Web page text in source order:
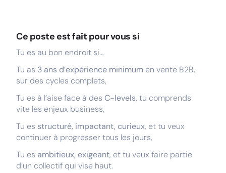
Ce poste est fait pour vous si
Tu es au bon endroit si…
Tu as 3 ans d’expérience minimum en vente B2B,
sur des cycles complets,
Tu es à l’aise face à des C-levels, tu comprends
vite les enjeux business,
Tu es structuré, impactant, curieux, et tu veux
continuer à progresser tous les jours,
Tu es ambitieux, exigeant, et tu veux faire partie
d’un collectif qui vise haut.